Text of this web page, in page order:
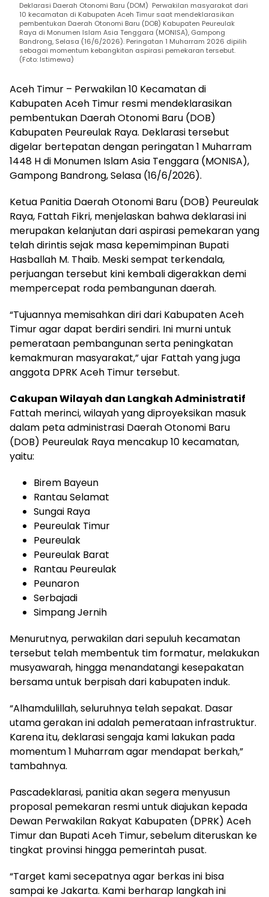
Deklarasi Daerah Otonomi Baru (DOM) Perwakilan masyarakat dari
10 kecamatan di Kabupaten Aceh Timur saat mendeklarasikan
pembentukan Daerah Otonomi Baru (DOB) Kabupaten Peureulak
Raya di Monumen Islam Asia Tenggara (MONISA), Gampong
Bandrong, Selasa (16/6/2026). Peringatan 1 Muharram 2026 dipilih
sebagai momentum kebangkitan aspirasi pemekaran tersebut.
(Foto: Istimewa)
Aceh Timur – Perwakilan 10 Kecamatan di
Kabupaten Aceh Timur resmi mendeklarasikan
pembentukan Daerah Otonomi Baru (DOB)
Kabupaten Peureulak Raya. Deklarasi tersebut
digelar bertepatan dengan peringatan 1 Muharram
1448 H di Monumen Islam Asia Tenggara (MONISA),
Gampong Bandrong, Selasa (16/6/2026).
Ketua Panitia Daerah Otonomi Baru (DOB) Peureulak
Raya, Fattah Fikri, menjelaskan bahwa deklarasi ini
merupakan kelanjutan dari aspirasi pemekaran yang
telah dirintis sejak masa kepemimpinan Bupati
Hasballah M. Thaib. Meski sempat terkendala,
perjuangan tersebut kini kembali digerakkan demi
mempercepat roda pembangunan daerah.
“Tujuannya memisahkan diri dari Kabupaten Aceh
Timur agar dapat berdiri sendiri. Ini murni untuk
pemerataan pembangunan serta peningkatan
kemakmuran masyarakat,” ujar Fattah yang juga
anggota DPRK Aceh Timur tersebut.
Cakupan Wilayah dan Langkah Administratif
Fattah merinci, wilayah yang diproyeksikan masuk
dalam peta administrasi Daerah Otonomi Baru
(DOB) Peureulak Raya mencakup 10 kecamatan,
yaitu:
Birem Bayeun
Rantau Selamat
Sungai Raya
Peureulak Timur
Peureulak
Peureulak Barat
Rantau Peureulak
Peunaron
Serbajadi
Simpang Jernih
Menurutnya, perwakilan dari sepuluh kecamatan
tersebut telah membentuk tim formatur, melakukan
musyawarah, hingga menandatangi kesepakatan
bersama untuk berpisah dari kabupaten induk.
“Alhamdulillah, seluruhnya telah sepakat. Dasar
utama gerakan ini adalah pemerataan infrastruktur.
Karena itu, deklarasi sengaja kami lakukan pada
momentum 1 Muharram agar mendapat berkah,”
tambahnya.
Pascadeklarasi, panitia akan segera menyusun
proposal pemekaran resmi untuk diajukan kepada
Dewan Perwakilan Rakyat Kabupaten (DPRK) Aceh
Timur dan Bupati Aceh Timur, sebelum diteruskan ke
tingkat provinsi hingga pemerintah pusat.
“Target kami secepatnya agar berkas ini bisa
sampai ke Jakarta. Kami berharap langkah ini